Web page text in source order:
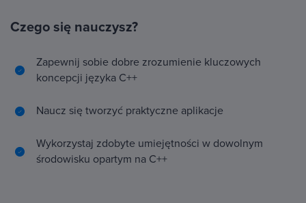
Czego się nauczysz?
Zapewnij sobie dobre zrozumienie kluczowych
koncepcji języka C++
Naucz się tworzyć praktyczne aplikacje
Wykorzystaj zdobyte umiejętności w dowolnym
środowisku opartym na C++